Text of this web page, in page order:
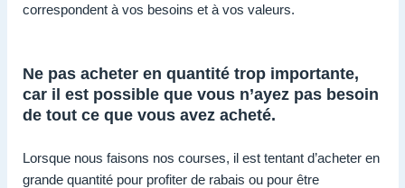
correspondent à vos besoins et à vos valeurs.
Ne pas acheter en quantité trop importante,
car il est possible que vous n’ayez pas besoin
de tout ce que vous avez acheté.
Lorsque nous faisons nos courses, il est tentant d’acheter en
grande quantité pour profiter de rabais ou pour être